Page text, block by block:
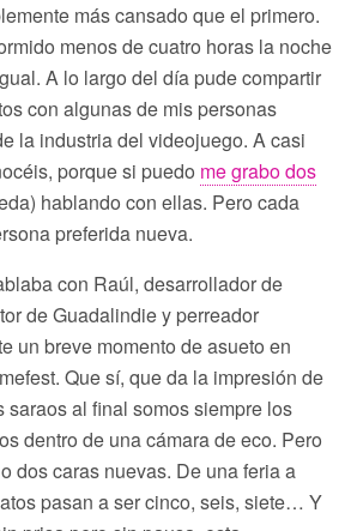
más cansado que el primero.
menos de cuatro horas la noche
A lo largo del día pude compartir
con algunas de mis personas
la industria del videojuego. A casi
porque si puedo me grabo dos
hablando con ellas. Pero cada
preferida nueva.
con Raúl, desarrollador de
de Guadalindie y perreador
un breve momento de asueto en
Que sí, que da la impresión de
saraos al final somos siempre los
dentro de una cámara de eco. Pero
dos caras nuevas. De una feria a
pasan a ser cinco, seis, siete… Y